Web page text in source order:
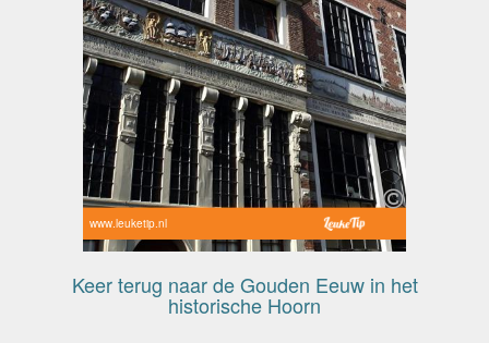
www.leuketip.nl
Keer terug naar de Gouden Eeuw in het
historische Hoorn